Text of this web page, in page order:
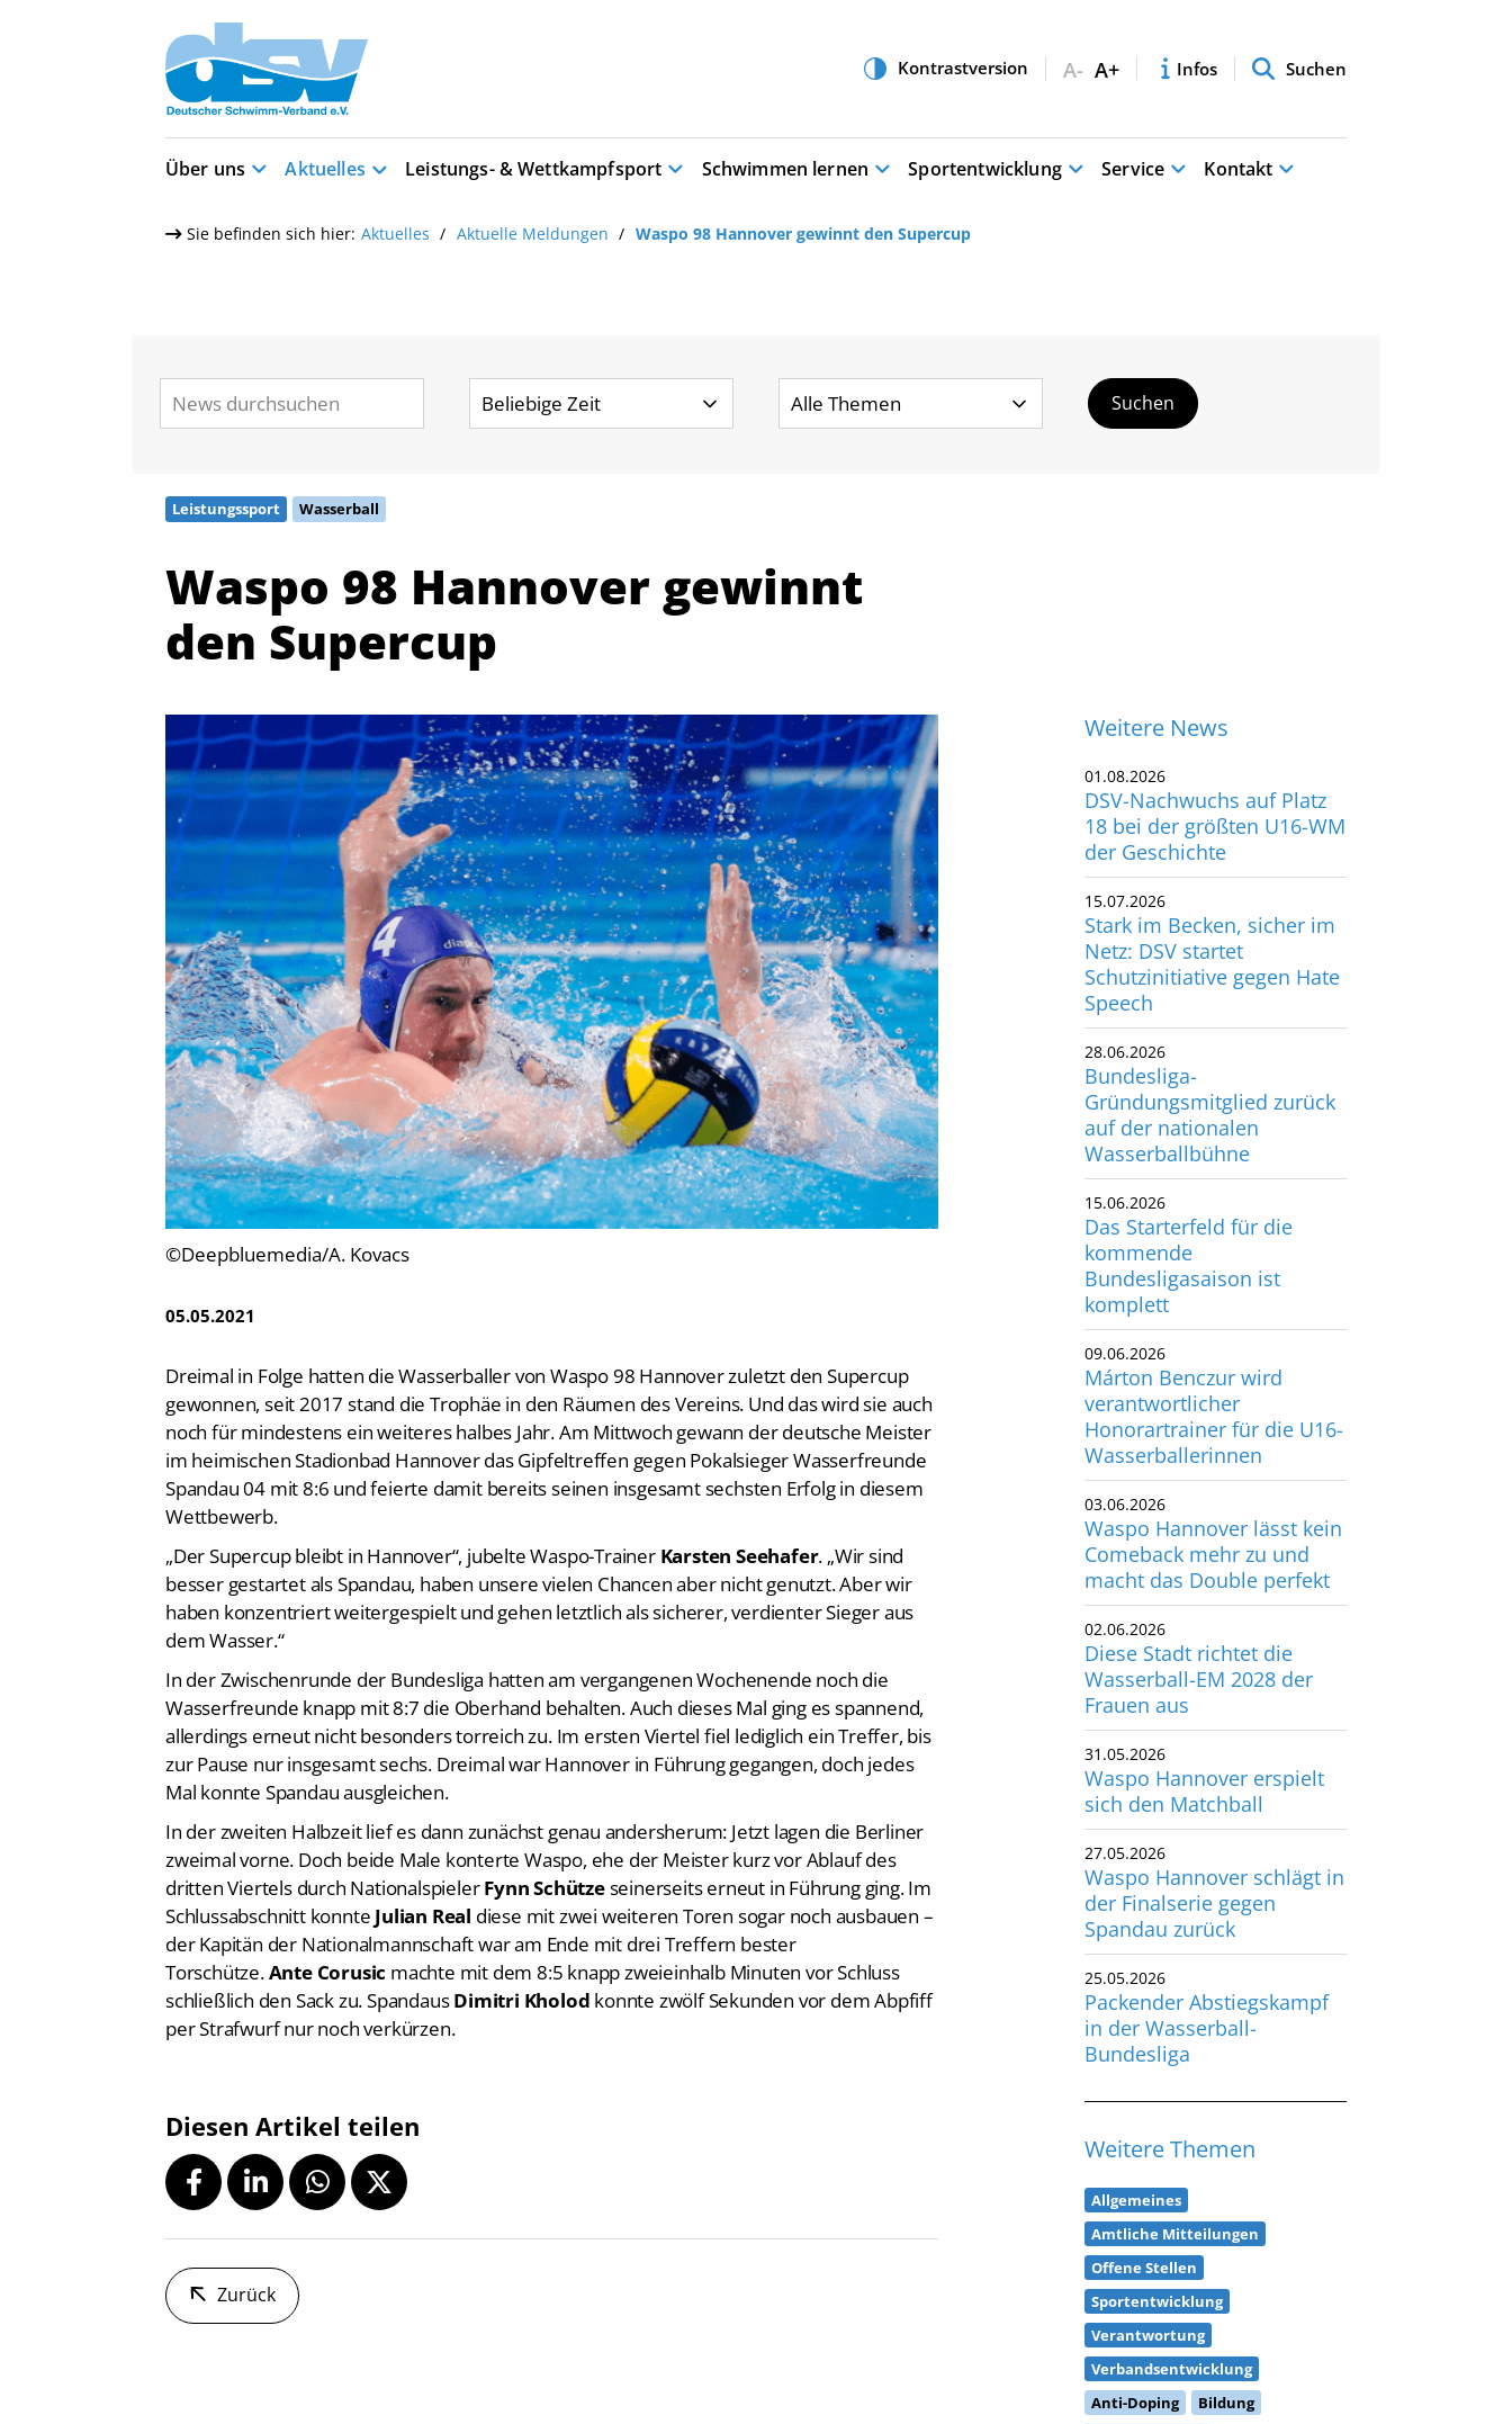
A- A+ Infos Suchen
Über uns Aktuelles Leistungs- & Wettkampfsport Schwimmen lernen Sportentwicklung Service Kontakt
Sie befinden sich hier: Aktuelles Aktuelle Meldungen Waspo 98 Hannover gewinnt den Supercup
Leistungssport Wasserball
Waspo 98 Hannover gewinnt
den Supercup
©Deepbluemedia/A. Kovacs
05.05.2021
Dreimal in Folge hatten die Wasserballer von Waspo 98 Hannover zuletzt den Supercup
gewonnen, seit 2017 stand die Trophäe in den Räumen des Vereins. Und das wird sie auch
noch für mindestens ein weiteres halbes Jahr. Am Mittwoch gewann der deutsche Meister
im heimischen Stadionbad Hannover das Gipfeltreffen gegen Pokalsieger Wasserfreunde
Spandau 04 mit 8:6 und feierte damit bereits seinen insgesamt sechsten Erfolg in diesem
Wettbewerb.
„Der Supercup bleibt in Hannover“, jubelte Waspo-Trainer Karsten Seehafer. „Wir sind
besser gestartet als Spandau, haben unsere vielen Chancen aber nicht genutzt. Aber wir
haben konzentriert weitergespielt und gehen letztlich als sicherer, verdienter Sieger aus
dem Wasser.“
In der Zwischenrunde der Bundesliga hatten am vergangenen Wochenende noch die
Wasserfreunde knapp mit 8:7 die Oberhand behalten. Auch dieses Mal ging es spannend,
allerdings erneut nicht besonders torreich zu. Im ersten Viertel fiel lediglich ein Treffer, bis
zur Pause nur insgesamt sechs. Dreimal war Hannover in Führung gegangen, doch jedes
Mal konnte Spandau ausgleichen.
In der zweiten Halbzeit lief es dann zunächst genau andersherum: Jetzt lagen die Berliner
zweimal vorne. Doch beide Male konterte Waspo, ehe der Meister kurz vor Ablauf des
dritten Viertels durch NationalspielerFynn Schützeseinerseits erneut in Führung ging. Im
Schlussabschnitt konnte Julian Real diese mit zwei weiteren Toren sogar noch ausbauen –
der Kapitän der Nationalmannschaft war am Ende mit drei Treffern bester
Torschütze.Ante Corusic machte mit dem 8:5 knapp zweieinhalb Minuten vor Schluss
schließlich den Sack zu. SpandausDimitri Kholod konnte zwölf Sekunden vor dem Abpfiff
per Strafwurf nur noch verkürzen.
Diesen Artikel teilen
Zurück
Weitere News
01.08.2026
DSV-Nachwuchs auf Platz
18 bei der größten U16-WM
der Geschichte
15.07.2026
Stark im Becken, sicher im
Netz: DSV startet
Schutzinitiative gegen Hate
Speech
28.06.2026
Bundesliga-
Gründungsmitglied zurück
auf der nationalen
Wasserballbühne
15.06.2026
Das Starterfeld für die
kommende
Bundesligasaison ist
komplett
09.06.2026
Márton Benczur wird
verantwortlicher
Honorartrainer für die U16-
Wasserballerinnen
03.06.2026
Waspo Hannover lässt kein
Comeback mehr zu und
macht das Double perfekt
02.06.2026
Diese Stadt richtet die
Wasserball-EM 2028 der
Frauen aus
31.05.2026
Waspo Hannover erspielt
sich den Matchball
27.05.2026
Waspo Hannover schlägt in
der Finalserie gegen
Spandau zurück
25.05.2026
Packender Abstiegskampf
in der Wasserball-
Bundesliga
Weitere Themen
Allgemeines
Amtliche Mitteilungen
Offene Stellen
Sportentwicklung
Verantwortung
Verbandsentwicklung
Anti-Doping
Bildung
Quicklinks
Vereinsfinder
Lizenzwesen
Zentrale Hinweisstelle
Anti-Doping
Recht auf sicheren Schwimmsport
Abteilungen
Schwimmen
Freiwasserschwimmen
Wasserspringen
Wasserball
Synchronschwimmen
Masterssport
Deutscher Schwimm-Verband e.V.
Korbacher Straße 93
D-34132 Kassel
Fax: +49 561 94083-15
info@dsv.de